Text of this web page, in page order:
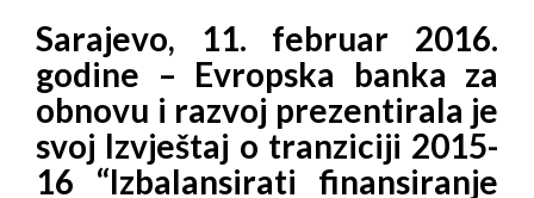
Sarajevo, 11. februar 2016.
godine – Evropska banka za
obnovu i razvoj prezentirala je
svoj Izvještaj o tranziciji 2015-
16 “Izbalansirati finansiranje